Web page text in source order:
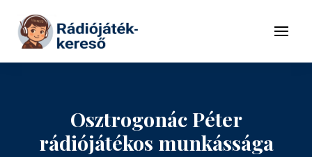
Tovább a tartalomhoz
Menü
Osztrogonác Péter
rádiójátékos munkássága